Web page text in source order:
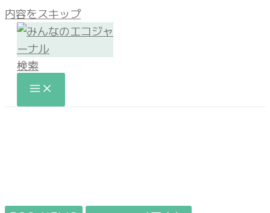
内容をスキップ
検索